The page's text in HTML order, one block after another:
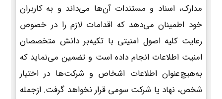
مدارک، اسناد و مستندات آن‌ها می‌داند و به کاربران
خود اطمینان می‌دهد که اقدامات لازم را در خصوص
رعایت کلیه اصول امنیتی با تکیه‌بر دانش متخصصان
امنیت اطلاعات انجام داده است و تضمین می‌نماید که
به‌هیچ‌عنوان اطلاعات اشخاص و شرکت‌ها در اختیار
شخص، نهاد یا شرکت سومی قرار نخواهد گرفت. ازجمله